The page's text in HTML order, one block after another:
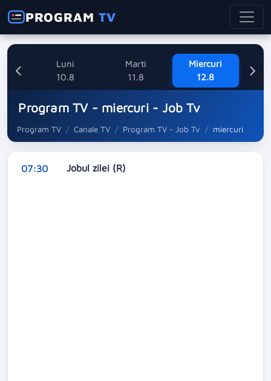
PROGRAMTV
Luni
10.8
Marti
11.8
Miercuri
12.8
Program TV - miercuri - Job Tv
Program TV Canale TV Program TV - Job Tv miercuri
07:30 Jobul zilei (R)